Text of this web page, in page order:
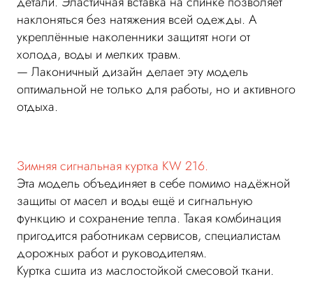
наклоняться без натяжения всей одежды. А
укреплённые наколенники защитят ноги от
холода, воды и мелких травм.
— Лаконичный дизайн делает эту модель
оптимальной не только для работы, но и активного
отдыха.
Зимняя сигнальная куртка KW 216.
Эта модель объединяет в себе помимо надёжной
защиты от масел и воды ещё и сигнальную
функцию и сохранение тепла. Такая комбинация
пригодится работникам сервисов, специалистам
дорожных работ и руководителям.
Куртка сшита из маслостойкой смесовой ткани.